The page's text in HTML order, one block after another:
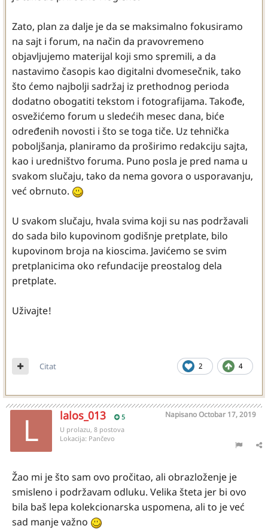
Zato, plan za dalje je da se maksimalno fokusiramo
na sajt i forum, na način da pravovremeno
objavljujemo materijal koji smo spremili, a da
nastavimo časopis kao digitalni dvomesečnik, tako
što ćemo najbolji sadržaj iz prethodnog perioda
dodatno obogatiti tekstom i fotografijama. Takođe,
osvežićemo forum u sledećih mesec dana, biće
određenih novosti i što se toga tiče. Uz tehnička
poboljšanja, planiramo da proširimo redakciju sajta,
kao i uredništvo foruma. Puno posla je pred nama u
svakom slučaju, tako da nema govora o usporavanju,
već obrnuto.
U svakom slučaju, hvala svima koji su nas podržavali
do sada bilo kupovinom godišnje pretplate, bilo
kupovinom broja na kioscima. Javićemo se svim
pretplanicima oko refundacije preostalog dela
pretplate.
Uživajte!
2 4
Citat
lalos_013 5 NapisanoOctobar 17, 2019
U prolazu, 8 postova
Lokacija: Pančevo
Žao mi je što sam ovo pročitao, ali obrazloženje je
smisleno i podržavam odluku. Velika šteta jer bi ovo
bila baš lepa kolekcionarska uspomena, ali to je već
sad manje važno